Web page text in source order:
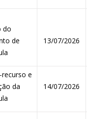
do
de
13/07/2026
e
da
14/07/2026